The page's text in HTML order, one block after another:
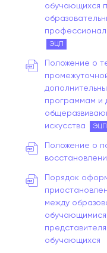
обучающихся
ЭЦП
Положение о
программам и
искусства
ЭЦП
Положение о
Порядок
между
обучающимися
обучающихся